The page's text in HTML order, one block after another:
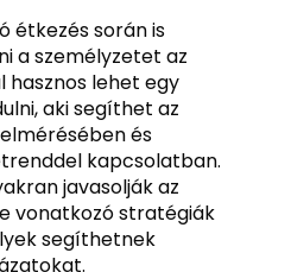
étkezés során is
a személyzetet az
hasznos lehet egy
aki segíthet az
és
kapcsolatban.
javasolják az
vonatkozó stratégiák
segíthetnek